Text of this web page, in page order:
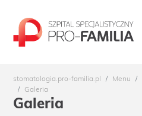
stomatologia.pro-familia.pl Menu
Galeria
Galeria